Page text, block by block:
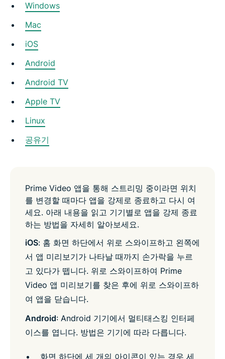
Windows
Mac
iOS
Android
Android TV
Apple TV
Linux
공유기
Prime Video 앱을 통해 스트리밍 중이라면 위치
를 변경할 때마다 앱을 강제로 종료하고 다시 여
세요. 아래 내용을 읽고 기기별로 앱을 강제 종료
하는 방법을 자세히 알아보세요.
iOS: 홈 화면 하단에서 위로 스와이프하고 왼쪽에
서 앱 미리보기가 나타날 때까지 손가락을 누르
고 있다가 뗍니다. 위로 스와이프하여 Prime
Video 앱 미리보기를 찾은 후에 위로 스와이프하
여 앱을 닫습니다.
Android: Android 기기에서 멀티태스킹 인터페
이스를 엽니다. 방법은 기기에 따라 다릅니다.
화면 하단에 세 개의 아이콘이 있는 경우 세